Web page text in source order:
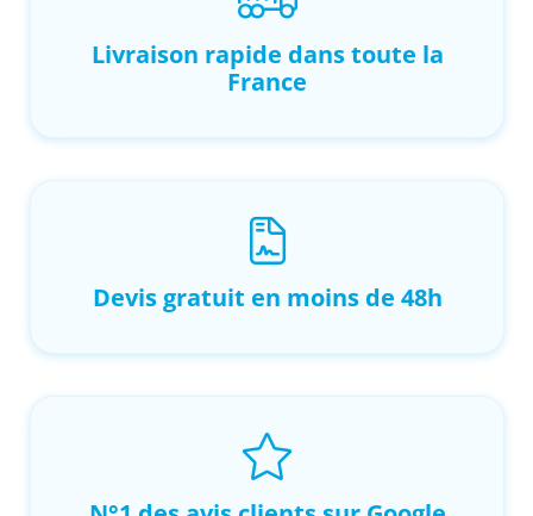
Livraison rapide dans toute la
France
Devis gratuit en moins de 48h